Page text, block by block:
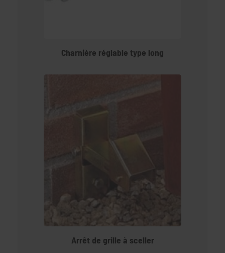
Charnière réglable type long
Arrêt de grille à sceller